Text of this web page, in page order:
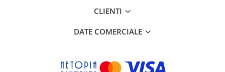
CLIENTI
DATE COMERCIALE